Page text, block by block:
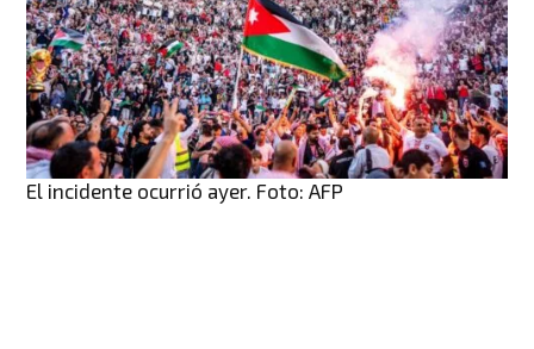
El incidente ocurrió ayer. Foto: AFP